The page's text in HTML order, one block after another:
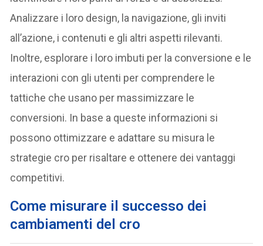
Analizzare i loro design, la navigazione, gli inviti
all’azione, i contenuti e gli altri aspetti rilevanti.
Inoltre, esplorare i loro imbuti per la conversione e le
interazioni con gli utenti per comprendere le
tattiche che usano per massimizzare le
conversioni. In base a queste informazioni si
possono ottimizzare e adattare su misura le
strategie cro per risaltare e ottenere dei vantaggi
competitivi.
Come misurare il successo dei
cambiamenti del cro